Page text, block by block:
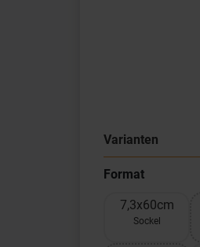
Varianten
Format
7,3x60cm
Sockel